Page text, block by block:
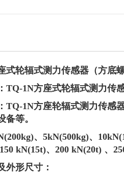
式轮辐式测力传感器（方底螺
TQ-1N方座式轮辐式测力传
TQ-1N方座轮辐式测力传感
备等。
200kg)、 5kN(500kg)、
150 kN(15t)、200 kN(20t) 、 2
外形尺寸：